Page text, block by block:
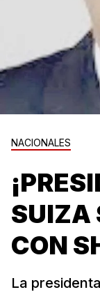
NACIONALES
SUIZA
CON
La